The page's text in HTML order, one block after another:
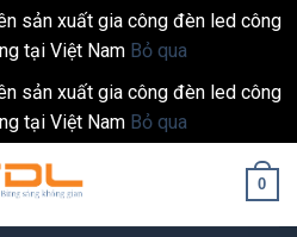
sản xuất gia công đèn led công
tại Việt Nam Bỏ qua
sản xuất gia công đèn led công
tại Việt Nam Bỏ qua
0